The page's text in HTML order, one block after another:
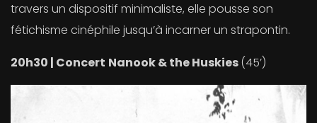
travers un dispositif minimaliste, elle pousse son
fétichisme cinéphile jusqu’à incarner un strapontin.
20h30 | Concert Nanook & the Huskies(45’)